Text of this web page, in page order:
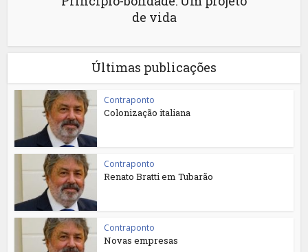
de vida
Últimas publicações
Contraponto
Colonização italiana
Contraponto
Renato Bratti em Tubarão
Contraponto
Novas empresas